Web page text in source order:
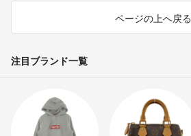
ページの上へ戻る
注目ブランド一覧